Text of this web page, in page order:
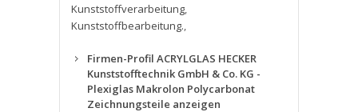
Kunststoffverarbeitung,
Kunststoffbearbeitung.,
Firmen-Profil ACRYLGLAS HECKER
Kunststofftechnik GmbH & Co. KG -
Plexiglas Makrolon Polycarbonat
Zeichnungsteile anzeigen